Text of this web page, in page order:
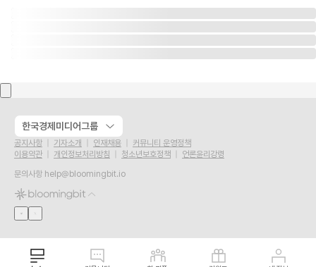
한국경제미디어그룹
공지사항 기자소개 인재채용
커뮤니티 운영정책
이용약관
개인정보처리방침 청소년보호정책
언론윤리강령
문의사항 help@bloomingbit.io